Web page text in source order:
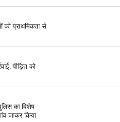
खेलों में भाग लेने
डीएसपी बसंत